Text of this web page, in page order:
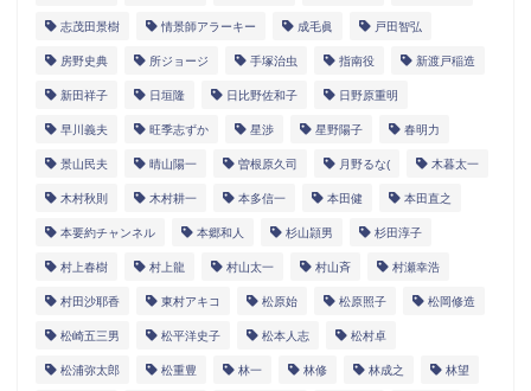
志茂田景樹 情景師アラーキー 成毛眞 戸田智弘
房野史典 所ジョージ 手塚治虫 指南役 新渡戸稲造
新田祥子 日垣隆 日比野佐和子 日野原重明
早川義夫 旺季志ずか 星渉 星野陽子 春明力
景山民夫 晴山陽一 曽根原久司 月野るな( 木暮太一
木村秋則 木村耕一 本多信一 本田健 本田直之
本要約チャンネル 本郷和人 杉山頴男 杉田淳子
村上春樹 村上龍 村山太一 村山斉 村瀬幸浩
村田沙耶香 東村アキコ 松原始 松原照子 松岡修造
松崎五三男 松平洋史子 松本人志 松村卓
松浦弥太郎 松重豊 林一 林修 林成之 林望